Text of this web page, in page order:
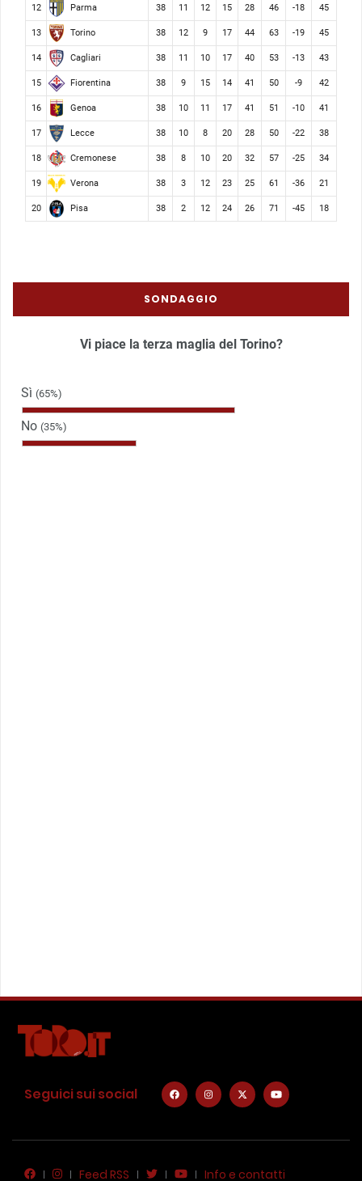
12 Parma 38 11 12 15 28 46 -18 45
13 Torino 38 12 9 17 44 63 -19 45
14 Cagliari 38 11 10 17 40 53 -13 43
15 Fiorentina 38 9 15 14 41 50 -9 42
16 Genoa 38 10 11 17 41 51 -10 41
17 Lecce 38 10 8 20 28 50 -22 38
18 Cremonese 38 8 10 20 32 57 -25 34
19 Verona 38 3 12 23 25 61 -36 21
20 Pisa 38 2 12 24 26 71 -45 18
SONDAGGIO
Vi piace la terza maglia del Torino?
Sì (65%)
No (35%)
Seguici sui social
Feed RSS Info e contatti